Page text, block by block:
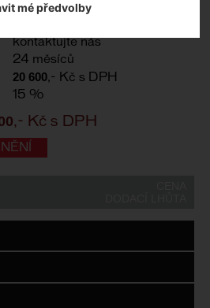
mé předvolby
kontaktujte nás
24 měsíců
20 600,- Kč s DPH
15 %
,- Kč s DPH